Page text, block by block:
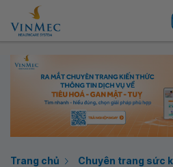
Trang chủ Chuyên trang sức